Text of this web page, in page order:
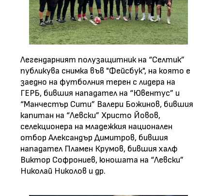
Легендарният полузащитник на “Селтик”
публикува снимка във "Фейсбук", на която е
заедно на футболния терен с лидера на
ГЕРБ, бившия нападател на “Ювентус” и
“Манчестър Сити” Валери Божинов, бившия
капитан на “Левски” Христо Йовов,
селекционера на младежкия национален
отбор Александър Димитров, бившия
нападател Пламен Крумов, бившия халф
Виктор Софрониев, юношата на “Левски”
Николай Николов и др.